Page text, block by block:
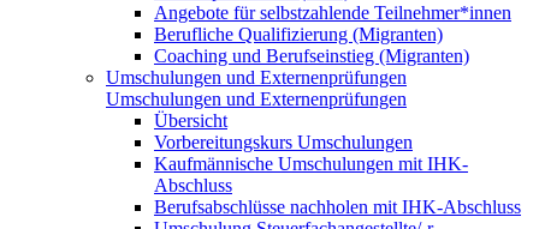
Angebote für selbstzahlende Teilnehmer*innen
Berufliche Qualifizierung (Migranten)
Coaching und Berufseinstieg (Migranten)
Umschulungen und Externenprüfungen
Umschulungen und Externenprüfungen
Übersicht
Vorbereitungskurs Umschulungen
Kaufmännische Umschulungen mit IHK-
Abschluss
Berufsabschlüsse nachholen mit IHK-Abschluss